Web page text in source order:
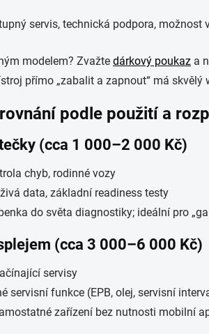
servis, technická podpora, možnost
modelem? Zvažte dárkový poukaz a
přímo „zabalit a zapnout“ má skvělý
podle použití a
(cca 1 000–2 000 Kč)
chyb, rodinné vozy
data, základní readiness testy
do světa diagnostiky; ideální pro
(cca 3 000–6 000 Kč)
servisy
servisní funkce (EPB, olej, servisní
zařízení bez nutnosti mobilní